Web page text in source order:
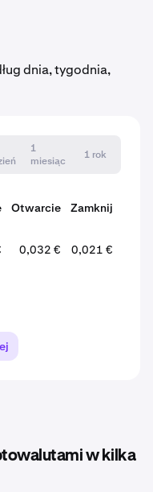
dnia, tygodnia,
1
miesiąc
1 rok
Otwarcie Zamknij
0,032 € 0,021 €
w kilka